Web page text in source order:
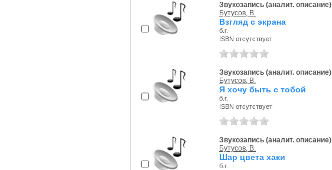
Звукозапись (аналит. описание)
Бутусов, В.
Взгляд с экрана
б.г.
ISBN отсутствует
Звукозапись (аналит. описание)
Бутусов, В.
Я хочу быть с тобой
б.г.
ISBN отсутствует
Звукозапись (аналит. описание)
Бутусов, В.
Шар цвета хаки
б.г.